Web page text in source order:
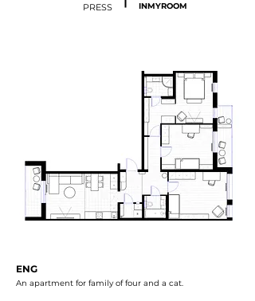
PRESS INMYROOM
ENG
An apartment for family of four and a cat.